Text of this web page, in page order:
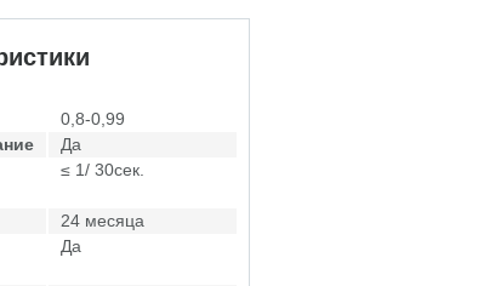
0,8-0,99
Да
≤ 1/ 30сек.
24 месяца
Да